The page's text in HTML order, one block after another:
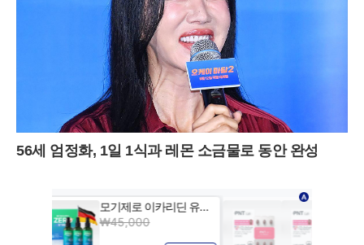
56세 엄정화, 1일 1식과 레몬 소금물로 동안 완성